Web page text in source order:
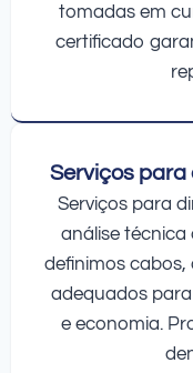
tomadas em
certificado
Serviços
Serviços para
análise técnica
definimos cabos,
adequados
e economia.